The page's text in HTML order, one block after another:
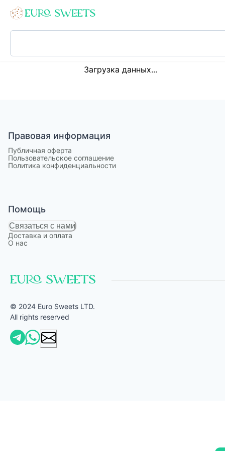
Loading...
Загрузка данных...
Правовая информация
Публичная оферта
Пользовательское соглашение
Политика конфиденциальности
Помощь
Связаться с нами
Доставка и оплата
О нас
© 2024 Euro Sweets LTD.
All rights reserved